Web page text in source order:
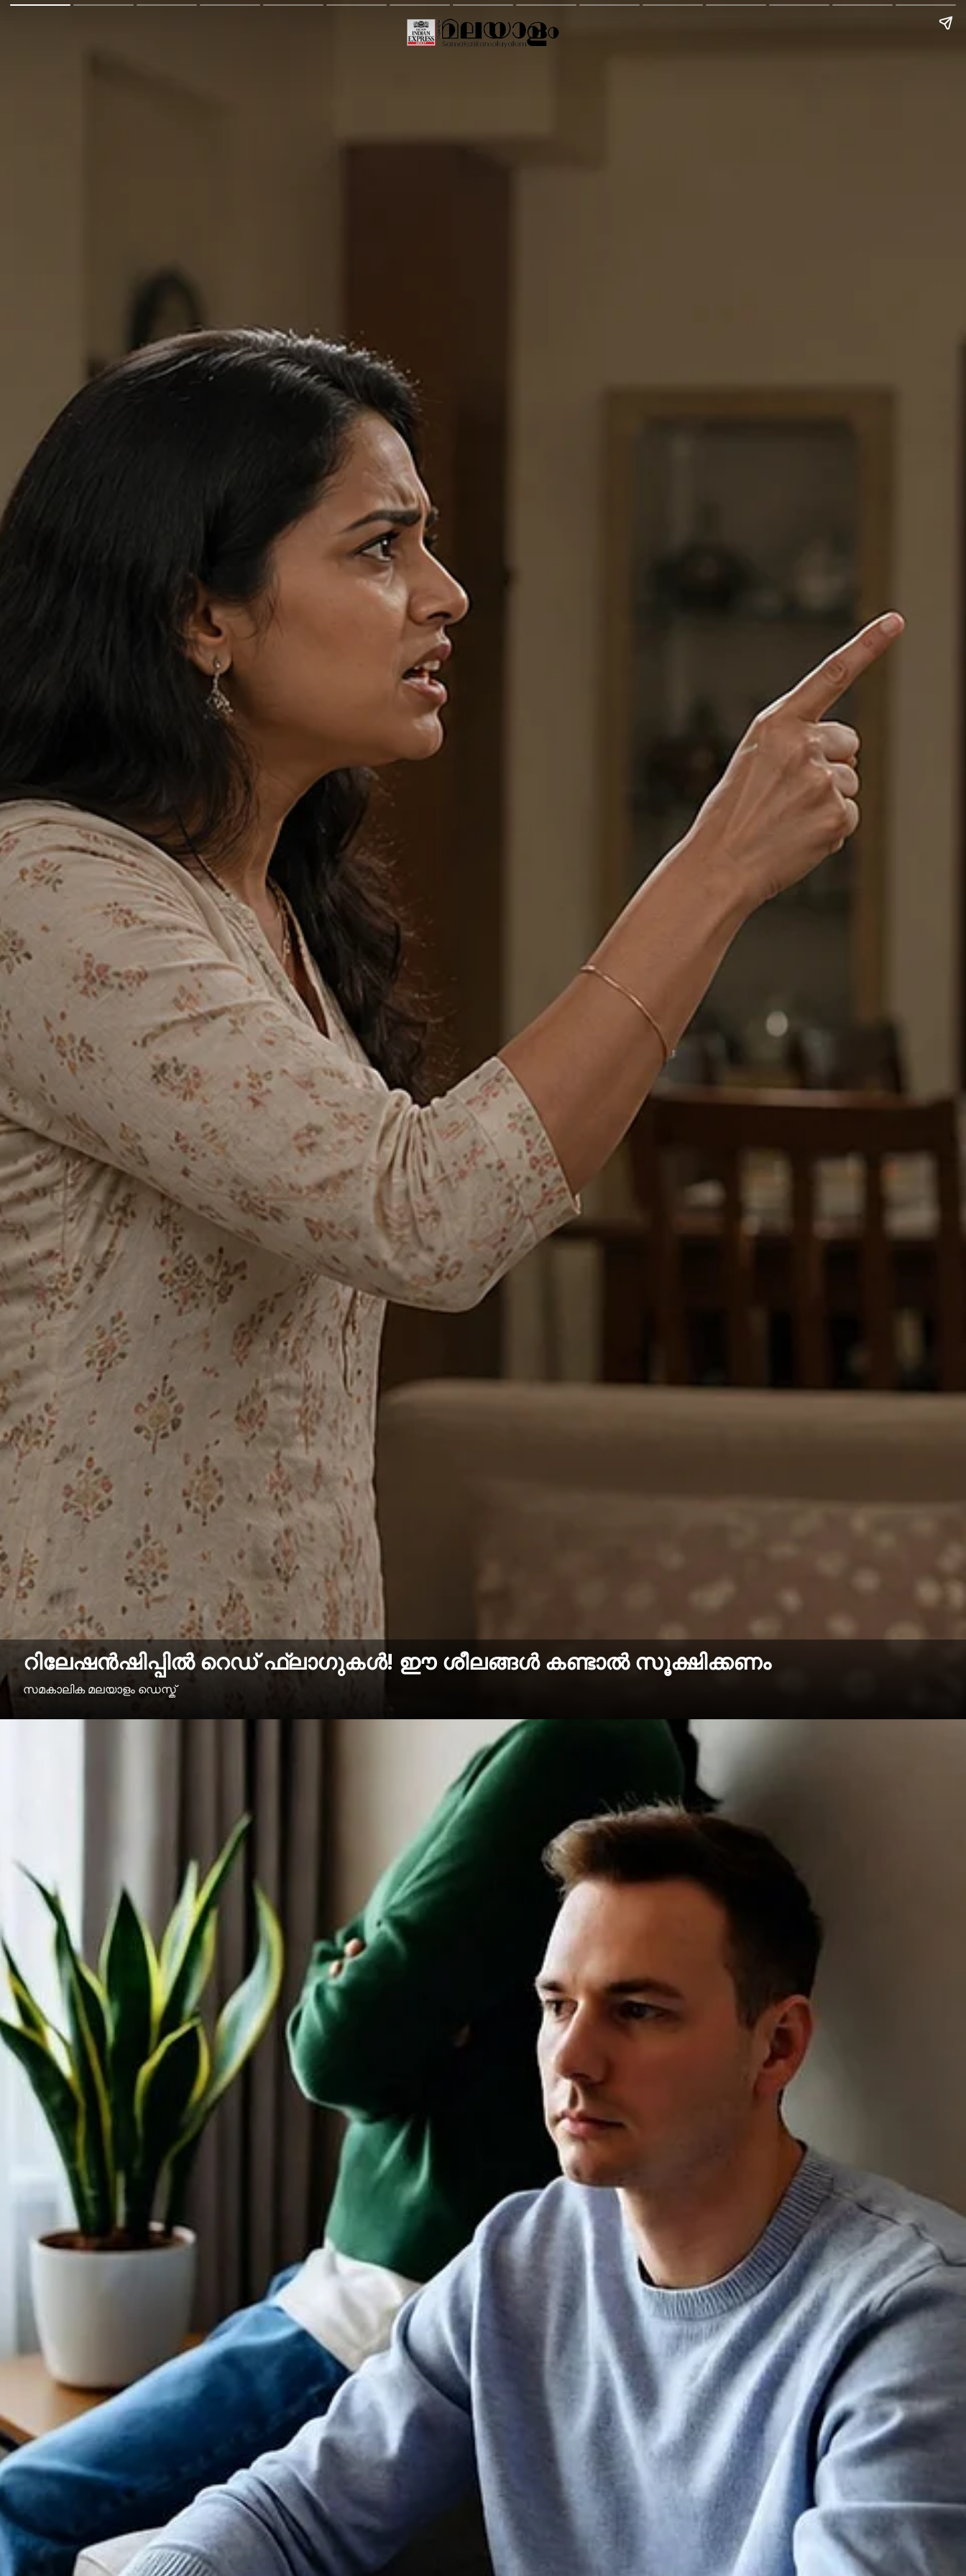
റിലേഷൻഷിപ്പിൽ റെഡ് ഫ്ലാഗുകൾ! ഈ ശീലങ്ങൾ കണ്ടാൽ സൂക്ഷിക്കണം
സമകാലിക മലയാളം ഡെസ്ക്